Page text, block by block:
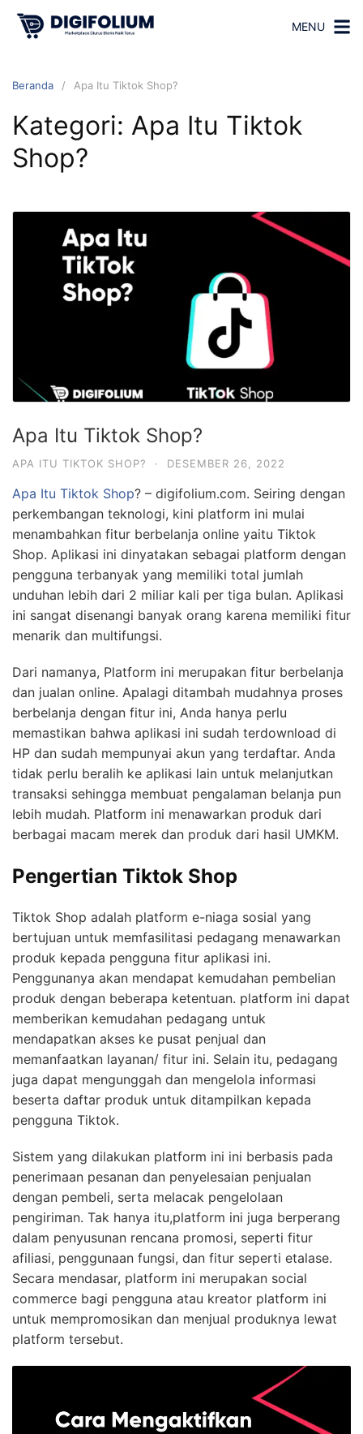
MENU
Beranda Apa Itu Tiktok Shop?
Kategori: Apa Itu Tiktok
Shop?
Apa Itu Tiktok Shop?
APA ITU TIKTOK SHOP? · DESEMBER 26, 2022
Apa Itu Tiktok Shop? – digifolium.com. Seiring dengan
perkembangan teknologi, kini platform ini mulai
menambahkan fitur berbelanja online yaitu Tiktok
Shop. Aplikasi ini dinyatakan sebagai platform dengan
pengguna terbanyak yang memiliki total jumlah
unduhan lebih dari 2 miliar kali per tiga bulan. Aplikasi
ini sangat disenangi banyak orang karena memiliki fitur
menarik dan multifungsi.
Dari namanya, Platform ini merupakan fitur berbelanja
dan jualan online. Apalagi ditambah mudahnya proses
berbelanja dengan fitur ini, Anda hanya perlu
memastikan bahwa aplikasi ini sudah terdownload di
HP dan sudah mempunyai akun yang terdaftar. Anda
tidak perlu beralih ke aplikasi lain untuk melanjutkan
transaksi sehingga membuat pengalaman belanja pun
lebih mudah. Platform ini menawarkan produk dari
berbagai macam merek dan produk dari hasil UMKM.
Pengertian Tiktok Shop
Tiktok Shop adalah platform e-niaga sosial yang
bertujuan untuk memfasilitasi pedagang menawarkan
produk kepada pengguna fitur aplikasi ini.
Penggunanya akan mendapat kemudahan pembelian
produk dengan beberapa ketentuan. platform ini dapat
memberikan kemudahan pedagang untuk
mendapatkan akses ke pusat penjual dan
memanfaatkan layanan/ fitur ini. Selain itu, pedagang
juga dapat mengunggah dan mengelola informasi
beserta daftar produk untuk ditampilkan kepada
pengguna Tiktok.
Sistem yang dilakukan platform ini ini berbasis pada
penerimaan pesanan dan penyelesaian penjualan
dengan pembeli, serta melacak pengelolaan
pengiriman. Tak hanya itu,platform ini juga berperang
dalam penyusunan rencana promosi, seperti fitur
afiliasi, penggunaan fungsi, dan fitur seperti etalase.
Secara mendasar, platform ini merupakan social
commerce bagi pengguna atau kreator platform ini
untuk mempromosikan dan menjual produknya lewat
platform tersebut.